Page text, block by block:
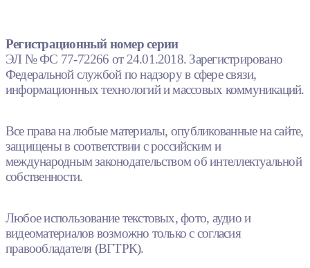
Регистрационный номер серии
ЭЛ № ФС 77-72266 от 24.01.2018. Зарегистрировано
Федеральной службой по надзору в сфере связи,
информационных технологий и массовых коммуникаций.
Все права на любые материалы, опубликованные на сайте,
защищены в соответствии с российским и
международным законодательством об интеллектуальной
собственности.
Любое использование текстовых, фото, аудио и
видеоматериалов возможно только с согласия
правообладателя (ВГТРК).